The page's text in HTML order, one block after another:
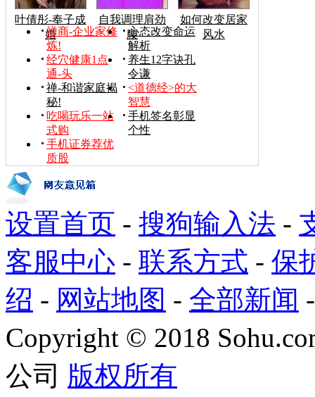
叶倩彤-奉子成
婚
自我调理肩劲
腰
如何改变居家
风水
禅商-企业家修
炼!
心态改变命运
解析
经穴健康1点
通-头
养生12字诀孔
令谦
禅-和谐家庭揭
秘!
<道德经>的大
智慧
吃喝玩乐一站
式购
手机签名彰显
个性
手机证券荐优
质股
设置首页 - 搜狗输入法 -
客服中心 - 联系方式 - 保
绍 - 网站地图 - 全部新闻
Copyright © 2018
公司 版权所有